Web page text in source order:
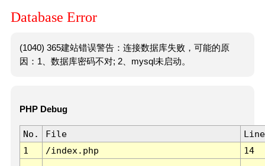
Database Error
(1040) 365建站错误警告：连接数据库失败，可能的原
因：1、数据库密码不对; 2、mysql未启动。
PHP Debug
No. File
Line
1
/index.php 14